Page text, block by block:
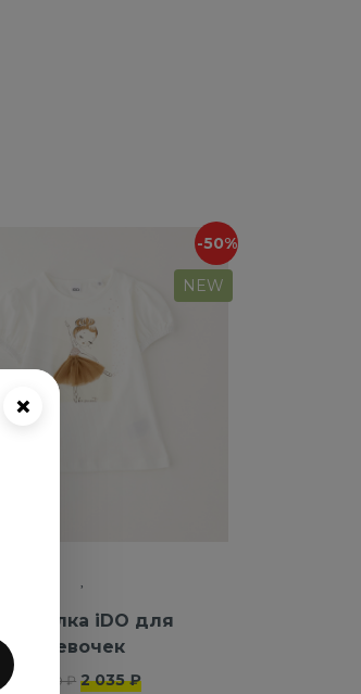
-50%
NEW
Футболка iDO для
девочек
4 070 ₽ 2 035 ₽
×